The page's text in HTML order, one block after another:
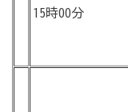
15時00分